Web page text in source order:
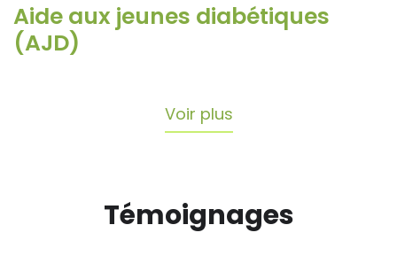
Aide aux jeunes diabétiques
(AJD)
Voir plus
Témoignages